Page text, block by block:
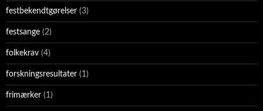
festbekendtgørelser (3)
festsange (2)
folkekrav (4)
forskningsresultater (1)
frimærker (1)